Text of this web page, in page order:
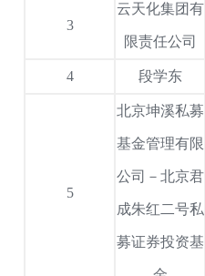
3
云天化集团有
限责任公司
4 段学东
5
北京坤溪私募
基金管理有限
公司－北京君
成朱红二号私
募证券投资基